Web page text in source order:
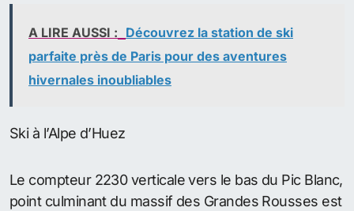
A LIRE AUSSI : Découvrez la station de ski
parfaite près de Paris pour des aventures
hivernales inoubliables
Ski à l’Alpe d’Huez
Le compteur 2230 verticale vers le bas du Pic Blanc,
point culminant du massif des Grandes Rousses est